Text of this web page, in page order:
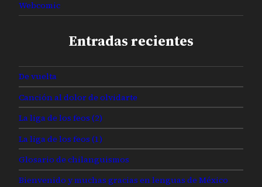
Webcomic
Entradas recientes
De vuelta
Canción al dolor de olvidarte
La liga de los feos (2)
La liga de los feos (1)
Glosario de chilanguismos
Bienvenido y muchas gracias en lenguas de México